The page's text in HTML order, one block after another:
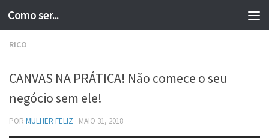
Skip to content
Como ser...
RICO
CANVAS NA PRÁTICA! Não comece o seu
negócio sem ele!
POR MULHER FELIZ · MAIO 31, 2018